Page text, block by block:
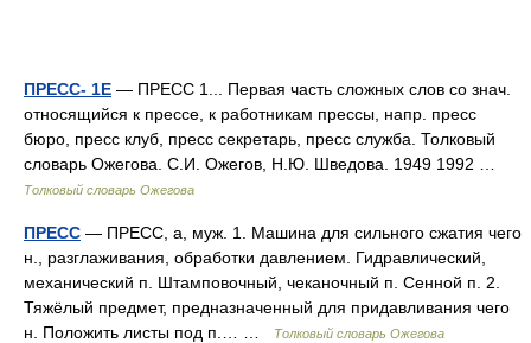
ПРЕСС- 1Е — ПРЕСС 1... Первая часть сложных слов со знач.
относящийся к прессе, к работникам прессы, напр. пресс
бюро, пресс клуб, пресс секретарь, пресс служба. Толковый
словарь Ожегова. С.И. Ожегов, Н.Ю. Шведова. 1949 1992 …
Толковый словарь Ожегова
ПРЕСС — ПРЕСС, а, муж. 1. Машина для сильного сжатия чего
н., разглаживания, обработки давлением. Гидравлический,
механический п. Штамповочный, чеканочный п. Сенной п. 2.
Тяжёлый предмет, предназначенный для придавливания чего
н. Положить листы под п.… …
Толковый словарь Ожегова